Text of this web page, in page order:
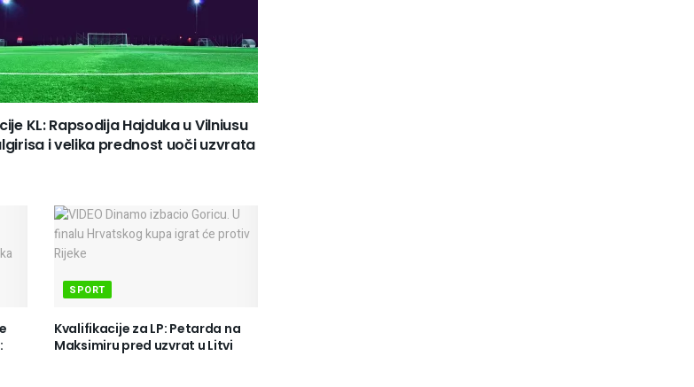
KL: Rapsodija Hajduka u Vilniusu
i velika prednost uoči uzvrata
SPORT
Kvalifikacije za LP: Petarda na
Maksimiru pred uzvrat u Litvi